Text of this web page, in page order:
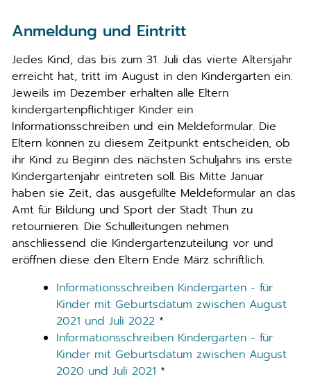
Anmeldung und Eintritt
Jedes Kind, das bis zum 31. Juli das vierte Altersjahr
erreicht hat, tritt im August in den Kindergarten ein.
Jeweils im Dezember erhalten alle Eltern
kindergartenpflichtiger Kinder ein
Informationsschreiben und ein Meldeformular. Die
Eltern können zu diesem Zeitpunkt entscheiden, ob
ihr Kind zu Beginn des nächsten Schuljahrs ins erste
Kindergartenjahr eintreten soll. Bis Mitte Januar
haben sie Zeit, das ausgefüllte Meldeformular an das
Amt für Bildung und Sport der Stadt Thun zu
retournieren. Die Schulleitungen nehmen
anschliessend die Kindergartenzuteilung vor und
eröffnen diese den Eltern Ende März schriftlich.
Informationsschreiben Kindergarten - für
Kinder mit Geburtsdatum zwischen August
2021 und Juli 2022 *
Informationsschreiben Kindergarten - für
Kinder mit Geburtsdatum zwischen August
2020 und Juli 2021 *